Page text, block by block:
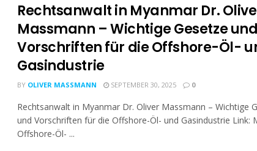
Rechtsanwalt in Myanmar Dr.
Massmann – Wichtige Gesetze und
Vorschriften für die Offshore-Öl-
Gasindustrie
BY OLIVER MASSMANN SEPTEMBER 30, 2025 0
Rechtsanwalt in Myanmar Dr. Oliver Massmann – Wichtige
und Vorschriften für die Offshore-Öl- und Gasindustrie Link:
Offshore-Öl- ...